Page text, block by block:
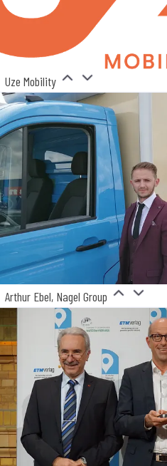
Uze Mobility
Arthur Ebel, Nagel Group